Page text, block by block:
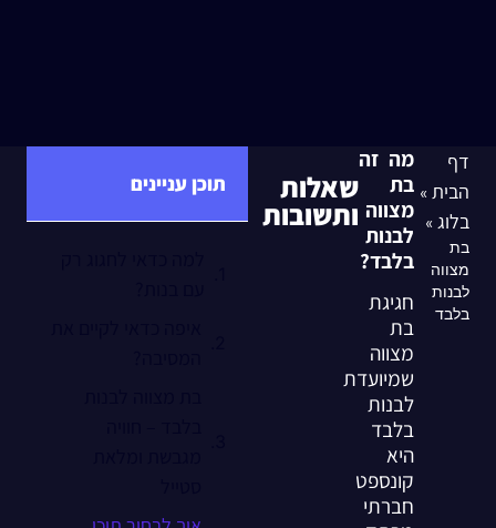
דף
הבית »
בלוג »
בת
מצווה
לבנות
בלבד
מה זה
בת
מצווה
לבנות
בלבד?
חגיגת
בת
מצווה
שמיועדת
לבנות
בלבד
היא
קונספט
חברתי
שאלות
ותשובות
תוכן עניינים